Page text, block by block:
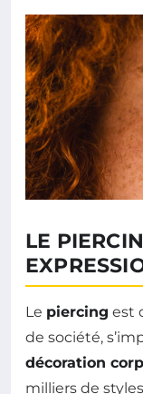
LE
Le piercing est
de société,
décoration
milliers de